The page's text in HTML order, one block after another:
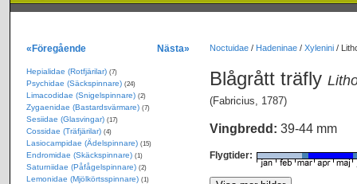
Noctuidae/ Hadeninae/ Xylenini/
Blågrått träfly
(Fabricius, 1787)
Vingbredd: 39-44 mm
Flygtider:
«Föregående Nästa»
Hepialidae (Rotfjärilar) (7)
Psychidae (Säckspinnare) (24)
Limacodidae (Snigelspinnare) (2)
Zygaenidae (Bastardsvärmare) (7)
Sesiidae (Glasvingar) (17)
Cossidae (Träfjärilar) (4)
Lasiocampidae (Ädelspinnare) (15)
Endromidae (Skäckspinnare) (1)
Saturniidae (Påfågelspinnare) (2)
Lemonidae (Mjölkörtsspinnare) (1)